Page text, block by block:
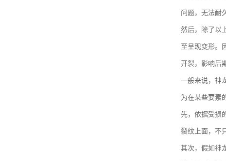
问题，无法耐
然后，除了以
至呈现变形。
开裂，影响后
一般来说，神
为在某些要素
先，依据受损
裂纹上面，不
其次，假如神